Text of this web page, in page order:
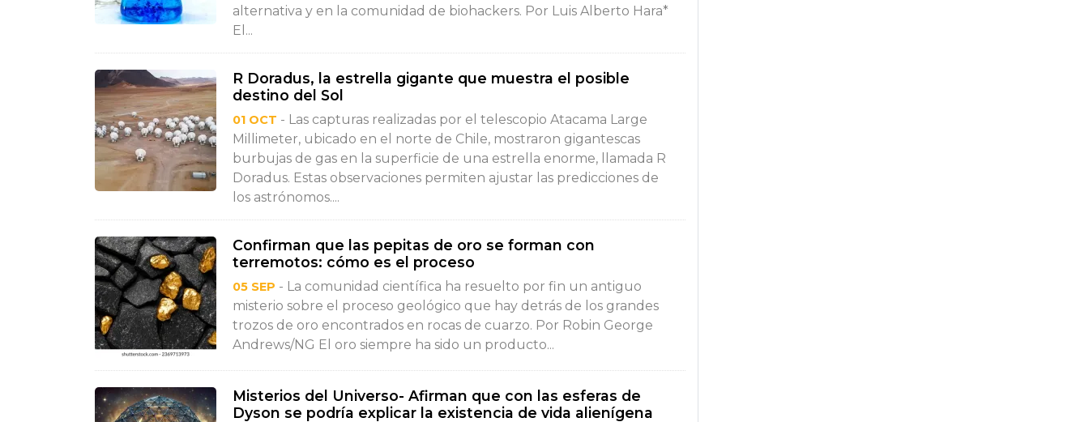
alternativa y en la comunidad de biohackers. Por Luis Alberto Hara*
El...
R Doradus, la estrella gigante que muestra el posible
destino del Sol
01 OCT - Las capturas realizadas por el telescopio Atacama Large
Millimeter, ubicado en el norte de Chile, mostraron gigantescas
burbujas de gas en la superficie de una estrella enorme, llamada R
Doradus. Estas observaciones permiten ajustar las predicciones de
los astrónomos....
Confirman que las pepitas de oro se forman con
terremotos: cómo es el proceso
05 SEP - La comunidad científica ha resuelto por fin un antiguo
misterio sobre el proceso geológico que hay detrás de los grandes
trozos de oro encontrados en rocas de cuarzo. Por Robin George
Andrews/NG El oro siempre ha sido un producto...
Misterios del Universo- Afirman que con las esferas de
Dyson se podría explicar la existencia de vida alienígena